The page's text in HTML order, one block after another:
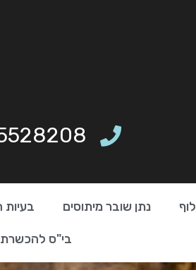
נתן שובר מיתוסים בעיות
בי"ס